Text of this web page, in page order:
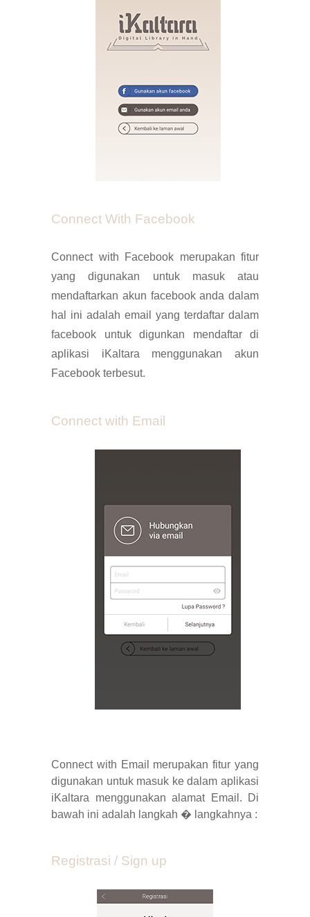
Connect With Facebook
Connect with Facebook merupakan fitur
yang digunakan untuk masukatau
mendaftarkan akun facebook anda dalam
hal ini adalah email yang terdaftar dalam
facebook untuk digunkan mendaftar di
aplikasi iKaltara menggunakan akun
Facebook terbesut.
Connect with Email
Connect with Email merupakan fitur yang
digunakan untuk masuk ke dalam aplikasi
iKaltara menggunakan alamat Email. Di
bawah ini adalah langkah � langkahnya :
Registrasi / Sign up